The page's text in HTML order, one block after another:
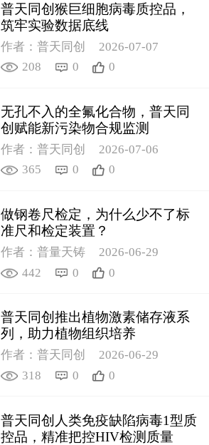
普天同创猴巨细胞病毒质控品，
筑牢实验数据底线
作者：普天同创
2026-07-07
208
0 0
无孔不入的全氟化合物，普天同
创赋能新污染物合规监测
作者：普天同创
2026-07-06
365
0 0
做钢卷尺检定，为什么少不了标
准尺和检定装置？
作者：普量天铸
2026-06-29
442
0 0
普天同创推出植物激素储存液系
列，助力植物组织培养
作者：普天同创
2026-06-29
318
0 0
普天同创人类免疫缺陷病毒1型质
控品，精准把控HIV检测质量